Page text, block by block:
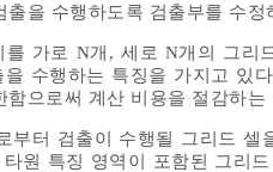
출을 수행하도록 검출부를 수정
가로 N개, 세로 N개의 그
수행하는 특징을 가지고 있
으로써 계산 비용을 절감하는
부터 검출이 수행될 그리드
원 특징 영역이 포함된 그리